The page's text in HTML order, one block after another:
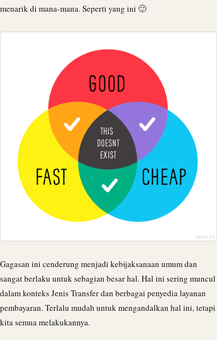
menarik di mana-mana. Seperti yang ini 🙂
Gagasan ini cenderung menjadi kebijaksanaan umum dan
sangat berlaku untuk sebagian besar hal. Hal ini sering muncul
dalam konteks Jenis Transfer dan berbagai penyedia layanan
pembayaran. Terlalu mudah untuk mengandalkan hal ini, tetapi
kita semua melakukannya.